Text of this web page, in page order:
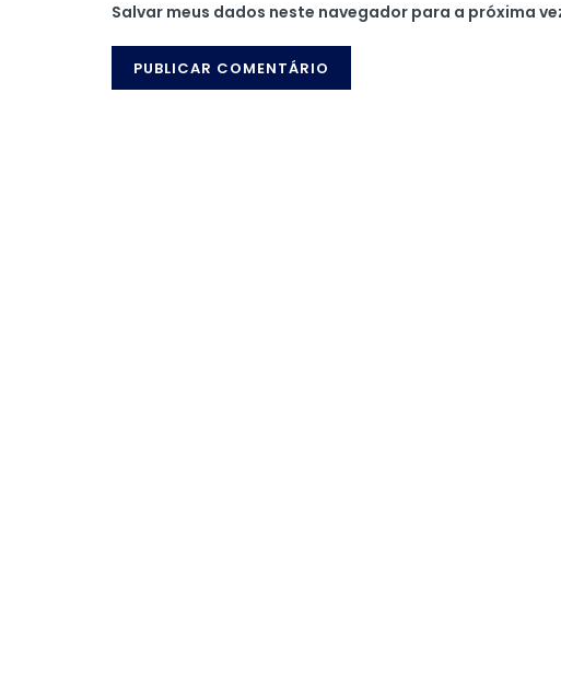
Salvar meus dados neste navegador para a próxima